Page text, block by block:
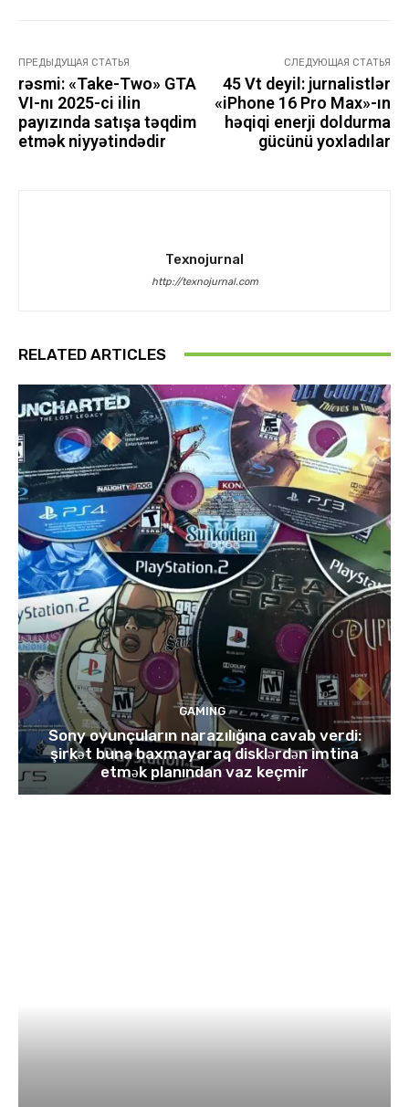
ПРЕДЫДУЩАЯ СТАТЬЯ
rəsmi: «Take-Two» GTA
VI-nı 2025-ci ilin
payızında satışa təqdim
etmək niyyətindədir
СЛЕДУЮЩАЯ СТАТЬЯ
45 Vt deyil: jurnalistlər
«iPhone 16 Pro Max»-ın
həqiqi enerji doldurma
gücünü yoxladılar
Texnojurnal
http://texnojurnal.com
RELATED ARTICLES
GAMING
Sony oyunçuların narazılığına cavab verdi:
şirkət buna baxmayaraq disklərdən imtina
etmək planından vaz keçmir